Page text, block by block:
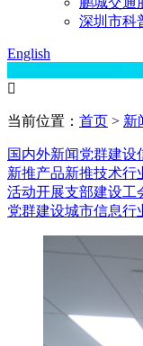
深圳市科
English

当前位置： 首页 > 新
国内外新闻党群建设
新推产品新推技术行
活动开展支部建设工
党群建设城市信息行